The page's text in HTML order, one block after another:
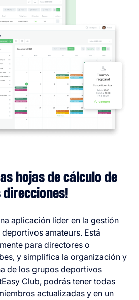
hojas de cálculo de
direcciones!
aplicación líder en la gestión
amateurs. Está
para directores o
y simplifica la organización y
de los grupos deportivos
Club, podrás tener todas
actualizadas y en un